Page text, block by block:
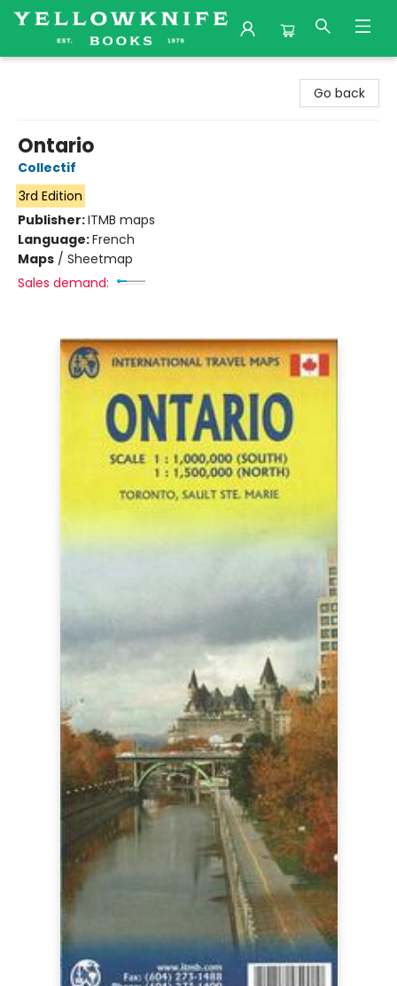
Go back
Ontario
Collectif
3rd Edition
Publisher:ITMB maps
Language:French
Maps / Sheetmap
Sales demand: